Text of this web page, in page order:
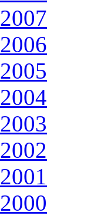
2007
2006
2005
2004
2003
2002
2001
2000